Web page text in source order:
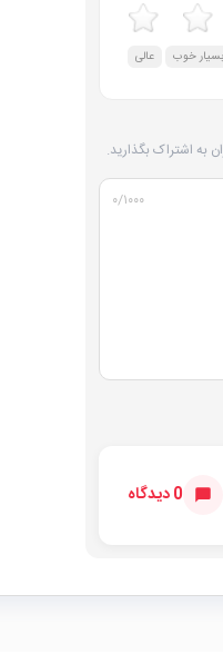
بسیار خوب عالی
به اشتراک بگذارید.
۰/۱۰۰۰
0 دیدگاه